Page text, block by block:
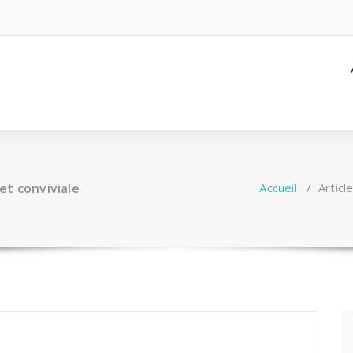
conviviale Accueil /